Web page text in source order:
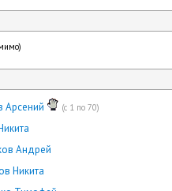
Арсений (с 1 по 70)
Андрей
Никита